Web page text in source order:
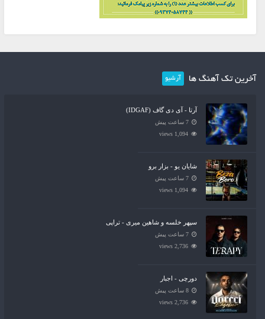
آخرین تک آهنگ ها آرشیو
آرتا - آی دی گاف (IDGAF)
7 ساعت پیش
1,094 views
شایان یو - بزار برو
7 ساعت پیش
1,094 views
سپهر خلسه و شاهین میری - تراپی
7 ساعت پیش
2,736 views
دورچی - اجبار
8 ساعت پیش
2,736 views